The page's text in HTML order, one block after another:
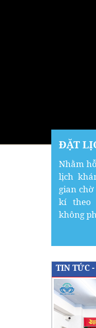
ĐẶT
Nhằm
lịch
gian
kí theo
không
TIN TỨC